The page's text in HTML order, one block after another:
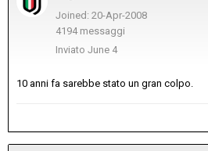
Joined: 20-Apr-2008
4194 messaggi
Inviato June 4
10 anni fa sarebbe stato un gran colpo.